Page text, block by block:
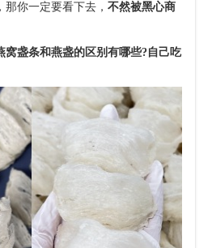
那你一定要看下去，不然被黑心商
窝盏条和燕盏的区别有哪些?自己吃